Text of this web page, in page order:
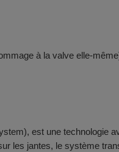
à la valve elle-
est une technologie
les jantes, le système